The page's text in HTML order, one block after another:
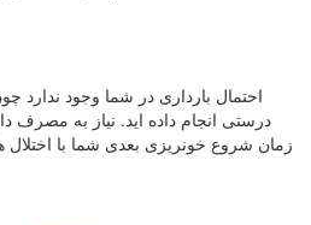
احتمال بارداری در شما وجود ندارد
درستی انجام داده اید. نیاز به مصرف
زمان شروع خونریزی بعدی شما با اختلال